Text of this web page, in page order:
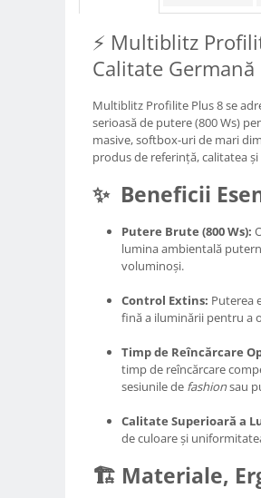
Comander TTL
Cabluri si Patine Sincron
Alimentare auxiliara blitz
Protectie patina apa, ploaie
Bounce-uri, Softbox-uri
Ring-Flash Adaptor
Huse protectie blitz extern
Huse protectie filtre gel
Accesorii Aparate Digitale
Carduri memorie, Cititoare
Carduri memorie
LCD protectie
⚡ Multiblitz
Calitate Germană
Multiblitz Profilite Plus 8 se
serioasă de putere (800 Ws)
masive, softbox-uri de mari
produs de referință, calitatea și
✨ Beneficii
Putere Brute (800 Ws):
lumina ambientală
voluminoși.
Control Extins: Puterea
fină a iluminării pentru a
Timp de Reîncărcare
timp de reîncărcare
sesiunile de fashionsau
Calitate Superioară a
de culoare și
🏗️ Materiale,